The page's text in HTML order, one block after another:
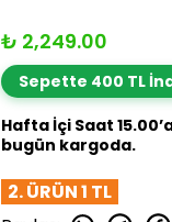
₺ 2,249.00
Sepette 400 TL
Hafta İçi Saat
bugün kargoda.
2. ÜRÜN 1 TL